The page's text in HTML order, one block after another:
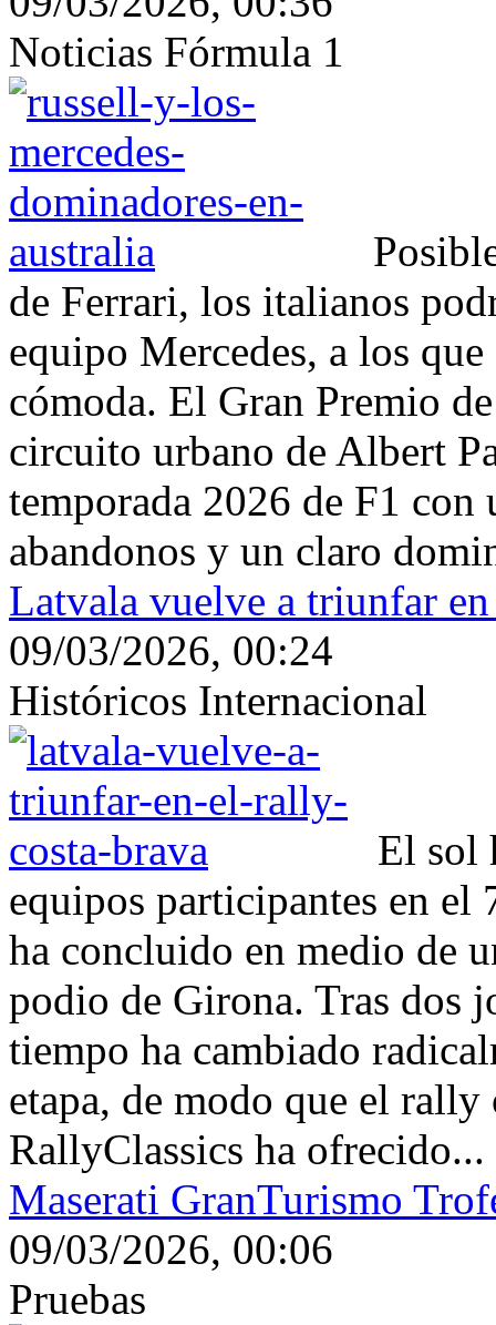
Noticias Fórmula 1
de Ferrari, los italianos
equipo Mercedes, a los
cómoda. El Gran Premio
circuito urbano de Albert
temporada 2026 de F1 con
abandonos y un claro
Latvala vuelve a triunfar
09/03/2026, 00:24
Históricos Internacional
El sol
equipos participantes en
ha concluido en medio de
podio de Girona. Tras dos
tiempo ha cambiado
etapa, de modo que el
RallyClassics ha ofrecido...
Maserati GranTurismo
09/03/2026, 00:06
Pruebas